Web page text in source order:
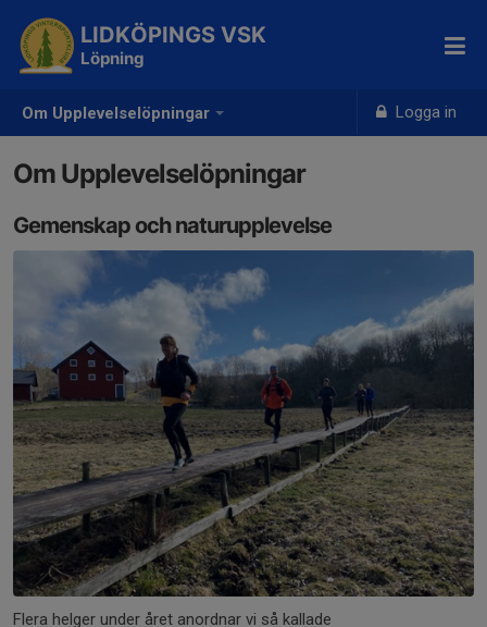
Om Upplevelselöpningar Logga in
LIDKÖPINGS VSK
Löpning
Om Upplevelselöpningar
Gemenskap och naturupplevelse
Flera helger under året anordnar vi så kallade